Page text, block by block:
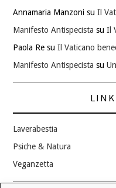
Annamaria Manzoni suIl
Manifesto Antispecista suIl
Paola Re suIl Vaticano
Manifesto Antispecista su
Laverabestia
Psiche & Natura
Veganzetta